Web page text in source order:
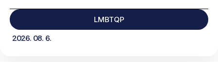
LMBTQP
2026. 08. 6.